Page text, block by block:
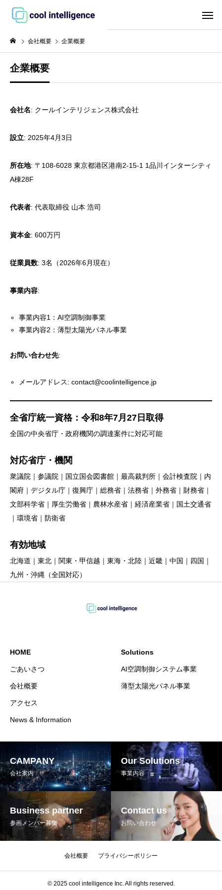
会社概要 企業概要
企業概要
会社名: クールインテリジェンス株式会社
設立: 2025年4月3日
所在地: 〒108-6028 東京都港区港南2-15-1 1品川インターシティ
A棟28F
代表者: 代表取締役 山本 浩司
資本金: 600万円
従業員数: 3名（2026年6月現在）
事業内容:
事業内容1：AI空調制御事業
事業内容2：薄型太陽光パネル事業
お問い合わせ先:
メールアドレス:contact@coolintelligence.jp
全省庁統一資格：令和8年7月27日取得
全国の中央省庁・政府機関の調達案件に対応可能
対応省庁・機関
衆議院｜参議院｜国立国会図書館｜最高裁判所｜会計検査院｜内
閣府｜デジタル庁｜復興庁｜総務省｜法務省｜外務省｜財務省｜
文部科学省｜厚生労働省｜農林水産省｜経済産業省｜国土交通省
｜環境省｜防衛省
有効地域
北海道｜東北｜関東・甲信越｜東海・北陸｜近畿｜中国｜四国｜
九州・沖縄（全国対応）
HOME
ごあいさつ
会社概要
アクセス
News & Information
Solutions
AI空調制御システム事業
薄型太陽光パネル事業
CAMPANY
会社案内
Our Solutions
事業内容
Business partner
参画メンバー募集
Contact us
お問い合わせ
会社概要 プライバシーポリシー
© 2025 cool intelligence Inc. All rights reserved.